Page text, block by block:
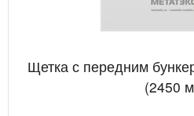
Щетка с передним
(2450